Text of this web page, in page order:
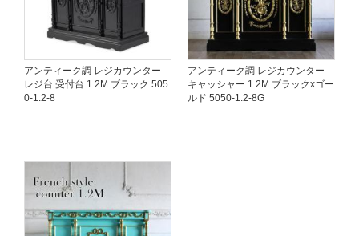
アンティーク調 レジカウンター
レジ台 受付台 1.2M ブラック 505
0-1.2-8
アンティーク調 レジカウンター
キャッシャー 1.2M ブラックxゴー
ルド 5050-1.2-8G